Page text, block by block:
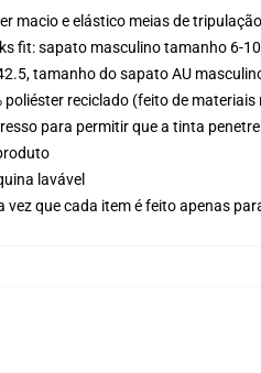
macio e elástico meias de
fit: sapato masculino tamanho 6-
tamanho do sapato AU
poliéster reciclado (feito de materiais
para permitir que a tinta
lavável
vez que cada item é feito apenas